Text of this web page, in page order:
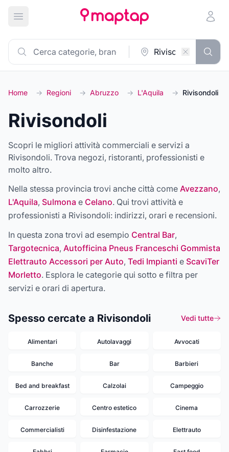
Apri menu principale
Home → Regioni → Abruzzo → L'Aquila → Rivisondoli
Rivisondoli
Scopri le migliori attività commerciali e servizi a
Rivisondoli. Trova negozi, ristoranti, professionisti e
molto altro.
Nella stessa provincia trovi anche città come Avezzano,
L'Aquila, Sulmona e Celano. Qui trovi attività e
professionisti a Rivisondoli: indirizzi, orari e recensioni.
In questa zona trovi ad esempio Central Bar,
Targotecnica, Autofficina Pneus Franceschi Gommista
Elettrauto Accessori per Auto, Tedi Impianti e ScaviTer
Morletto. Esplora le categorie qui sotto e filtra per
servizi e orari di apertura.
Spesso cercate a Rivisondoli Vedi tutte
Alimentari Autolavaggi Avvocati
Banche Bar Barbieri
Bed and breakfast Calzolai Campeggio
Carrozzerie Centro estetico Cinema
Commercialisti Disinfestazione Elettrauto